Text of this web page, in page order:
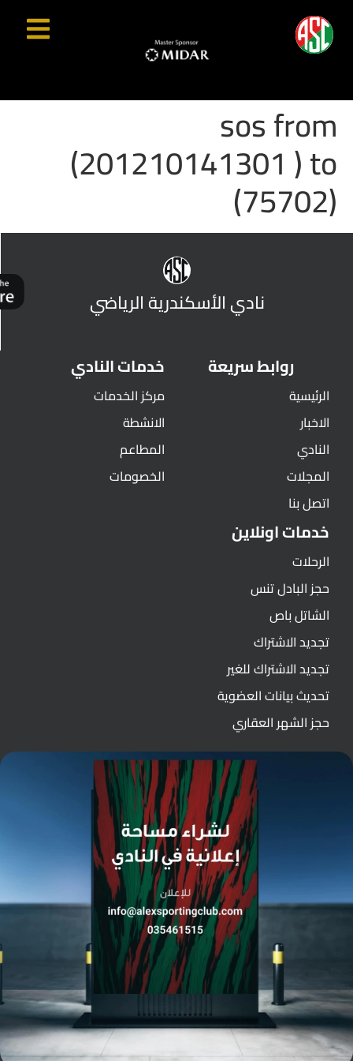
sos from
(201210141301 ) to
(75702)
نادي الأسكندرية الرياضي
روابط سريعة
الرئيسية
الاخبار
النادي
المجلات
اتصل بنا
خدمات النادي
مركز الخدمات
الانشطة
المطاعم
الخصومات
خدمات اونلاين
الرحلات
حجز البادل تنس
الشاتل باص
تجديد الاشتراك
تجديد الاشتراك للغير
تحديث بيانات العضوية
حجز الشهر العقاري